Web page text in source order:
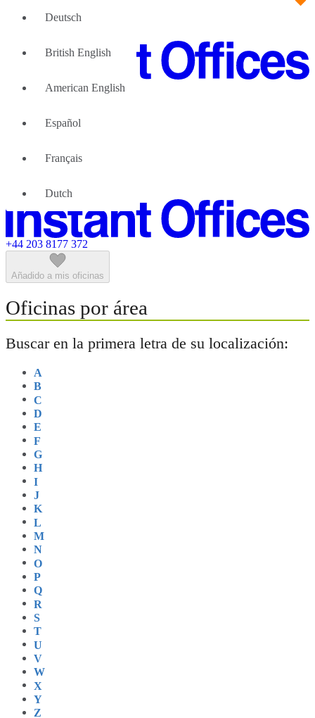
Nosotras podemos ayudar
Acerca de Nosotros
Contacte con nosotros
+44 203 8177 372
Añadido a mis oficinas
Oficinas por área
Buscar en la primera letra de su localización:
A
B
C
D
E
F
G
H
I
J
K
L
M
N
O
P
Q
R
S
T
U
V
W
X
Y
Z
Deutsch
British English
American English
Español
Français
Dutch